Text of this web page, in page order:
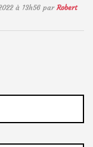
à 13h56 parRobert